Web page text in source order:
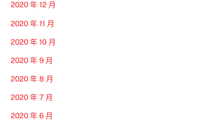
2020 年 12 月
2020 年 11 月
2020 年 10 月
2020 年 9 月
2020 年 8 月
2020 年 7 月
2020 年 6 月